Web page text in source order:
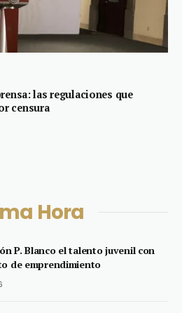
las regulaciones que
censura
Hora
P. Blanco el talento juvenil con
de emprendimiento